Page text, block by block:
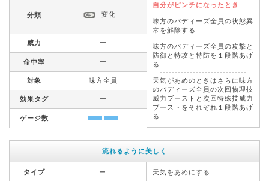
自分がピンチになったとき
味方のバディーズ全員の状態異
常を解除する
味方のバディーズ全員の攻撃と
防御と特攻と特防を１段階あげ
る
天気があめのときはさらに味方
のバディーズ全員の次回物理技
威力ブーストと次回特殊技威力
ブーストをそれぞれ１段階あげ
る
分類 変化
威力 ー
命中率 ー
対象 味方全員
効果タグ ー
ゲージ数
流れるように美しく
タイプ ー 天気をあめにする